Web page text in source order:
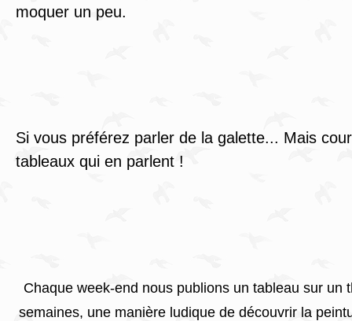
moquer un peu.
Si vous préférez parler de la galette... Mais
tableaux qui en parlent !
Chaque week-end nous publions un tableau sur un
semaines, une manière ludique de découvrir la